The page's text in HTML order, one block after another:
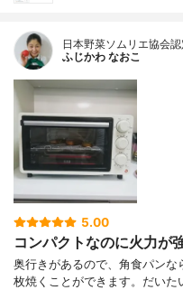
日本野菜ソムリエ協会
ふじかわ なおこ
5.00
コンパクトなのに火力が
奥行きがあるので、角食パン
枚焼くことができます。だい